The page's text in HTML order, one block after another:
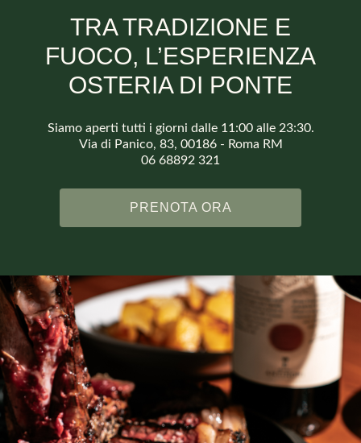
TRA TRADIZIONE E
FUOCO, L’ESPERIENZA
OSTERIA DI PONTE
Siamo aperti tutti i giorni dalle 11:00 alle 23:30.
Via di Panico, 83, 00186 - Roma RM
06 68892 321
PRENOTA ORA